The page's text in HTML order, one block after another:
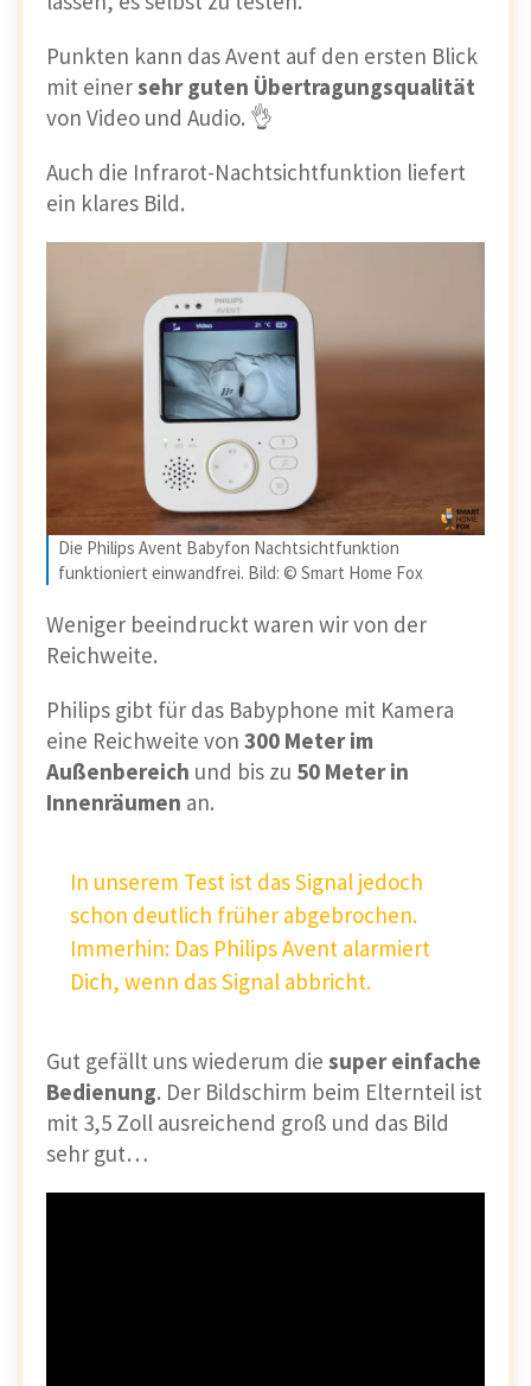
Punkten kann das Avent auf den ersten Blick
mit einersehr guten Übertragungsqualität
von Video und Audio. 👌
Auch die Infrarot-Nachtsichtfunktion liefert
ein klares Bild.
Die Philips Avent Babyfon Nachtsichtfunktion
funktioniert einwandfrei. Bild: © Smart Home Fox
Weniger beeindruckt waren wir von der
Reichweite.
Philips gibt für das Babyphone mit Kamera
eine Reichweite von 300 Meter im
Außenbereich und bis zu 50 Meter in
Innenräumen an.
In unserem Test ist das Signal jedoch
schon deutlich früher abgebrochen.
Immerhin: Das Philips Avent alarmiert
Dich, wenn das Signal abbricht.
Gut gefällt uns wiederum die super einfache
Bedienung. Der Bildschirm beim Elternteil ist
mit 3,5 Zoll ausreichend groß und das Bild
sehr gut…